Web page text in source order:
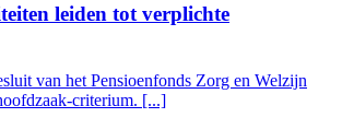
leiden tot verplichte
van het Pensioenfonds Zorg en Welzijn
criterium. [...]